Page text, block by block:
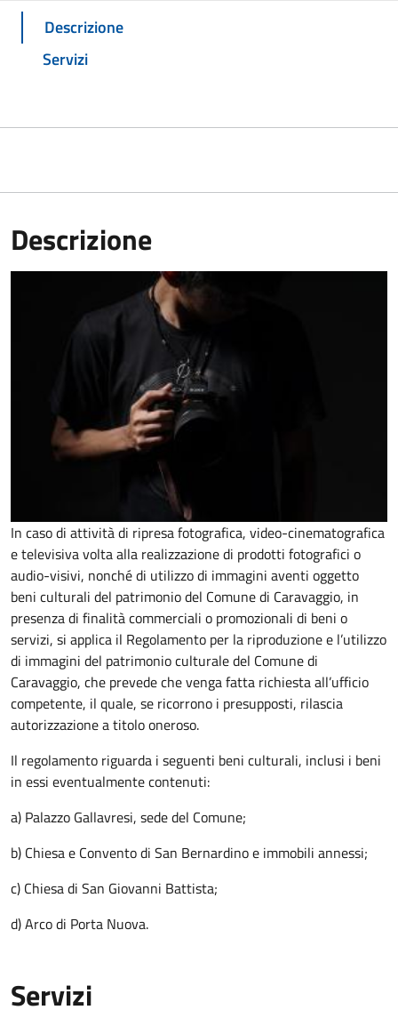
Descrizione
Servizi
Descrizione
In caso di attività di ripresa fotografica, video-cinematografica
e televisiva volta alla realizzazione di prodotti fotografici o
audio-visivi, nonché di utilizzo di immagini aventi oggetto
beni culturali del patrimonio del Comune di Caravaggio, in
presenza di finalità commerciali o promozionali di beni o
servizi, si applica il Regolamento per la riproduzione e l’utilizzo
di immagini del patrimonio culturale del Comune di
Caravaggio, che prevede che venga fatta richiesta all’ufficio
competente, il quale, se ricorrono i presupposti, rilascia
autorizzazione a titolo oneroso.
Il regolamento riguarda i seguenti beni culturali, inclusi i beni
in essi eventualmente contenuti:
a) Palazzo Gallavresi, sede del Comune;
b) Chiesa e Convento di San Bernardino e immobili annessi;
c) Chiesa di San Giovanni Battista;
d) Arco di Porta Nuova.
Servizi